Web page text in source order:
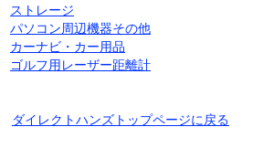
ストレージ
パソコン周辺機器その他
カーナビ・カー用品
ゴルフ用レーザー距離計
ダイレクトハンズトップページに戻る